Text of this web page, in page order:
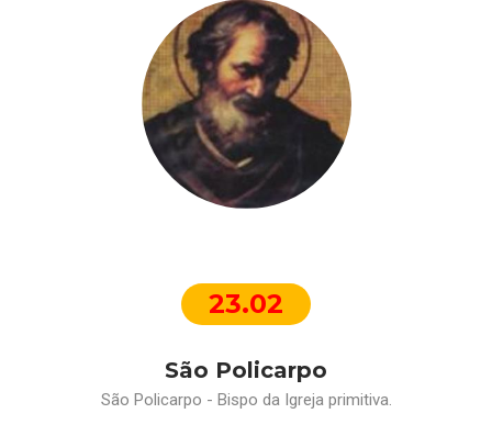
23.02
São Policarpo
São Policarpo - Bispo da Igreja primitiva.